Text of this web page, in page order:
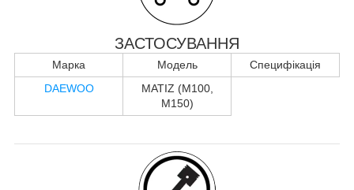
ЗАСТОСУВАННЯ
Марка Модель
Специфікація
DAEWOO
MATIZ (M100,
M150)